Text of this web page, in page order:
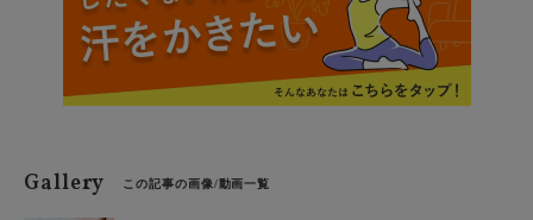
Gallery この記事の画像/動画一覧